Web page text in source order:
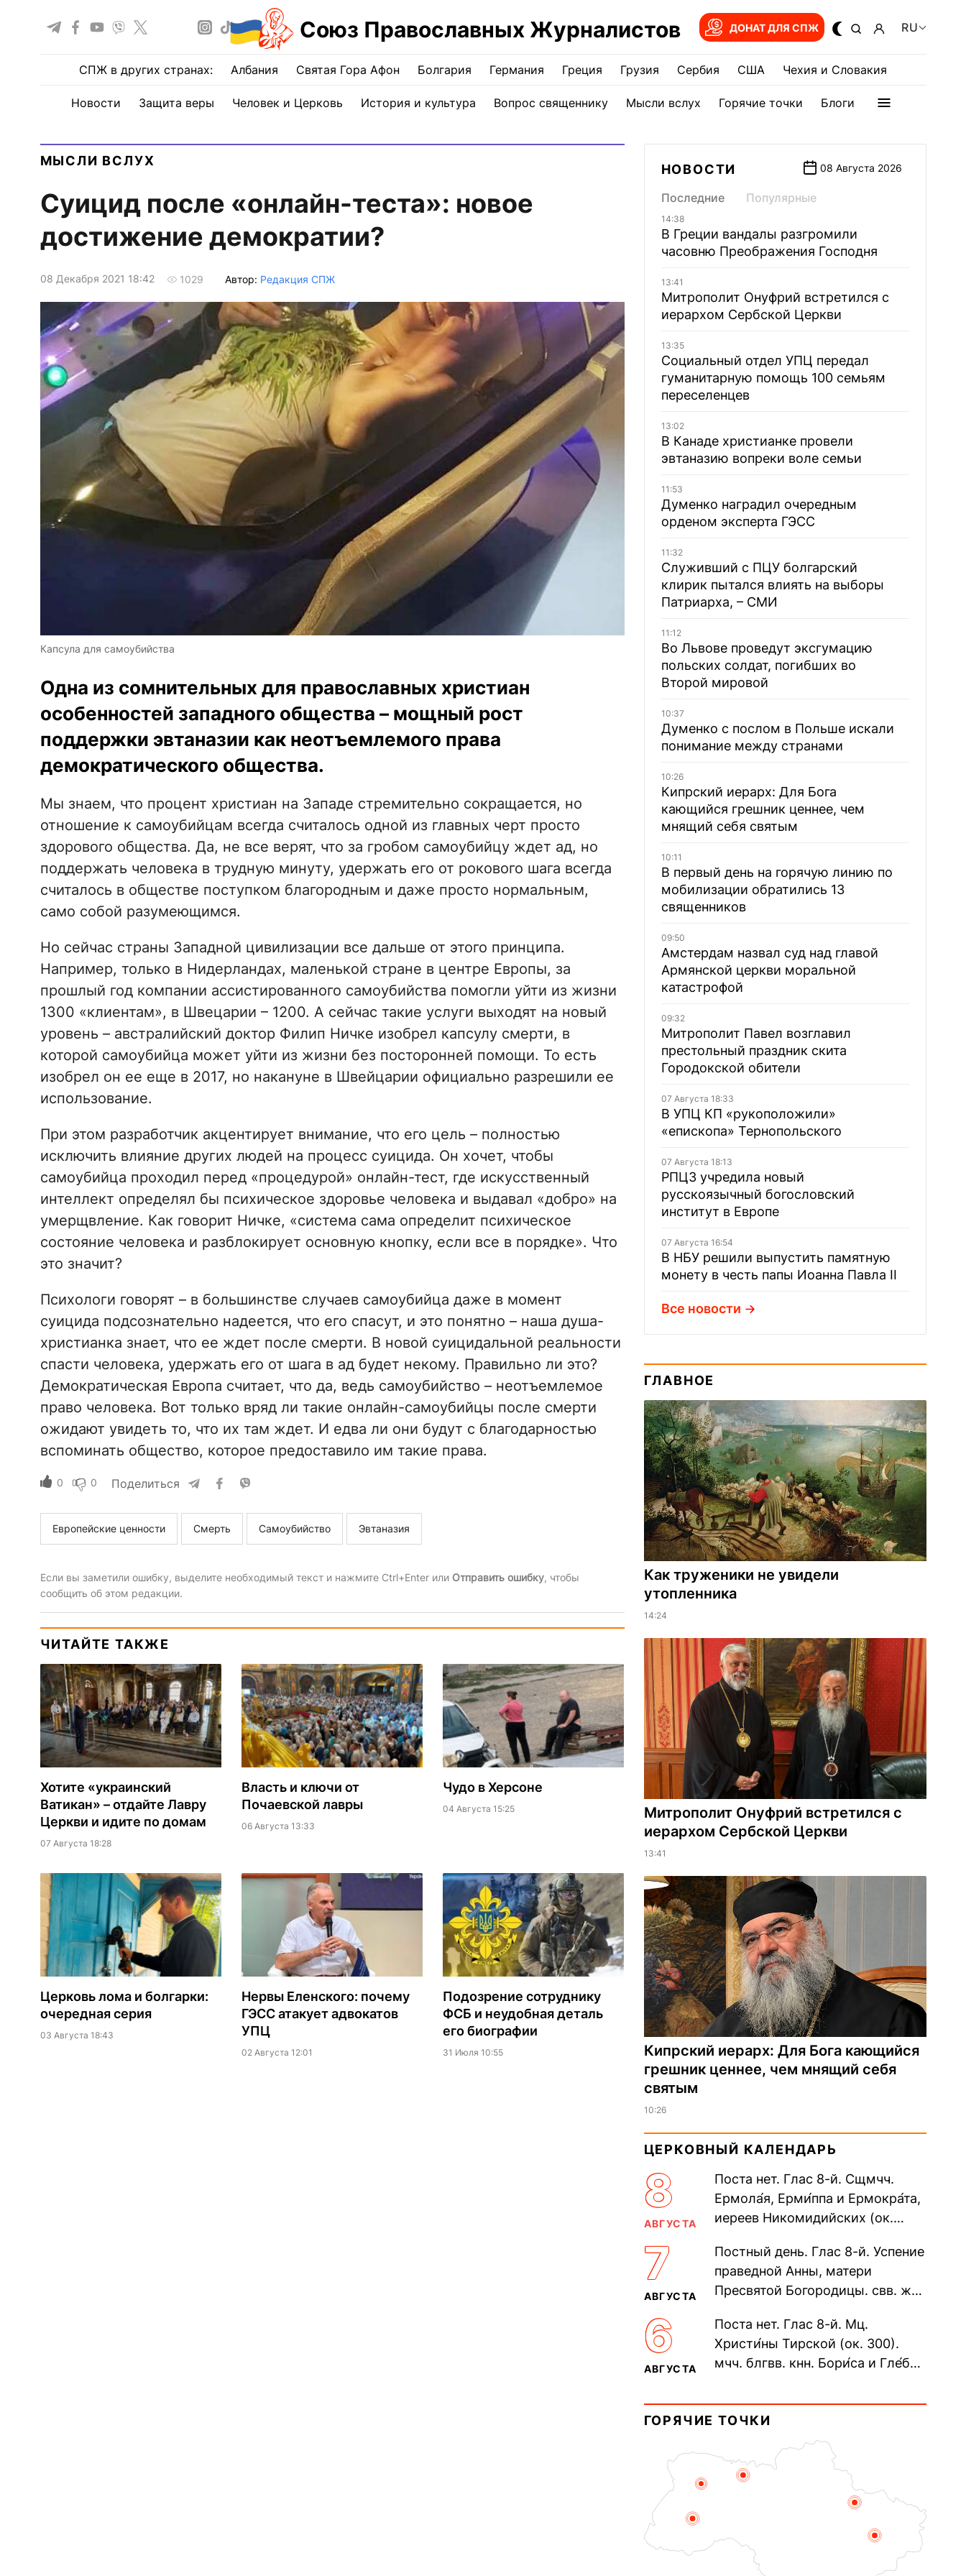
Союз Православных Журналистов ДОНАТ ДЛЯ СПЖ RU
СПЖ в других странах: Албания Святая Гора Афон Болгария Германия Греция Грузия Сербия США Чехия и Словакия
Новости Защита веры Человек и Церковь История и культура Вопрос священнику Мысли вслух Горячие точки Блоги
МЫСЛИ ВСЛУХ
Суицид после «онлайн-теста»: новое
достижение демократии?
08 Декабря 2021 18:42 1029 Автор: Редакция СПЖ
Капсула для самоубийства
Одна из сомнительных для православных христиан
особенностей западного общества – мощный рост
поддержки эвтаназии как неотъемлемого права
демократического общества.
Мы знаем, что процент христиан на Западе стремительно сокращается, но
отношение к самоубийцам всегда считалось одной из главных черт просто
здорового общества. Да, не все верят, что за гробом самоубийцу ждет ад, но
поддержать человека в трудную минуту, удержать его от рокового шага всегда
считалось в обществе поступком благородным и даже просто нормальным,
само собой разумеющимся.
Но сейчас страны Западной цивилизации все дальше от этого принципа.
Например, только в Нидерландах, маленькой стране в центре Европы, за
прошлый год компании ассистированного самоубийства помогли уйти из жизни
1300 «клиентам», в Швецарии – 1200. А сейчас такие услуги выходят на новый
уровень – австралийский доктор Филип Ничке изобрел капсулу смерти, в
которой самоубийца может уйти из жизни без посторонней помощи. То есть
изобрел он ее еще в 2017, но накануне в Швейцарии официально разрешили ее
использование.
При этом разработчик акцентирует внимание, что его цель – полностью
исключить влияние других людей на процесс суицида. Он хочет, чтобы
самоубийца проходил перед «процедурой» онлайн-тест, где искусственный
интеллект определял бы психическое здоровье человека и выдавал «добро» на
умерщвление. Как говорит Ничке, «система сама определит психическое
состояние человека и разблокирует основную кнопку, если все в порядке». Что
это значит?
Психологи говорят – в большинстве случаев самоубийца даже в момент
суицида подсознательно надеется, что его спасут, и это понятно – наша душа-
христианка знает, что ее ждет после смерти. В новой суицидальной реальности
спасти человека, удержать его от шага в ад будет некому. Правильно ли это?
Демократическая Европа считает, что да, ведь самоубийство – неотъемлемое
право человека. Вот только вряд ли такие онлайн-самоубийцы после смерти
ожидают увидеть то, что их там ждет. И едва ли они будут с благодарностью
вспоминать общество, которое предоставило им такие права.
0 0 Поделиться
Европейские ценности Смерть Самоубийство Эвтаназия
Если вы заметили ошибку, выделите необходимый текст и нажмите Ctrl+Enter или Отправить ошибку, чтобы
сообщить об этом редакции.
ЧИТАЙТЕ ТАКЖЕ
Хотите «украинский
Ватикан» – отдайте Лавру
Церкви и идите по домам
07 Августа 18:28
Власть и ключи от
Почаевской лавры
06 Августа 13:33
Чудо в Херсоне
04 Августа 15:25
Церковь лома и болгарки:
очередная серия
03 Августа 18:43
Нервы Еленского: почему
ГЭСС атакует адвокатов
УПЦ
02 Августа 12:01
Подозрение сотруднику
ФСБ и неудобная деталь
его биографии
31 Июля 10:55
НОВОСТИ 08 Августа 2026
Последние Популярные
14:38
В Греции вандалы разгромили
часовню Преображения Господня
13:41
Митрополит Онуфрий встретился с
иерархом Сербской Церкви
13:35
Социальный отдел УПЦ передал
гуманитарную помощь 100 семьям
переселенцев
13:02
В Канаде христианке провели
эвтаназию вопреки воле семьи
11:53
Думенко наградил очередным
орденом эксперта ГЭСС
11:32
Служивший с ПЦУ болгарский
клирик пытался влиять на выборы
Патриарха, – СМИ
11:12
Во Львове проведут эксгумацию
польских солдат, погибших во
Второй мировой
10:37
Думенко с послом в Польше искали
понимание между странами
10:26
Кипрский иерарх: Для Бога
кающийся грешник ценнее, чем
мнящий себя святым
10:11
В первый день на горячую линию по
мобилизации обратились 13
священников
09:50
Амстердам назвал суд над главой
Армянской церкви моральной
катастрофой
09:32
Митрополит Павел возглавил
престольный праздник скита
Городокской обители
07 Августа 18:33
В УПЦ КП «рукоположили»
«епископа» Тернопольского
07 Августа 18:13
РПЦЗ учредила новый
русскоязычный богословский
институт в Европе
07 Августа 16:54
В НБУ решили выпустить памятную
монету в честь папы Иоанна Павла II
Все новости
ГЛАВНОЕ
Как труженики не увидели
утопленника
14:24
Митрополит Онуфрий встретился с
иерархом Сербской Церкви
13:41
Кипрский иерарх: Для Бога кающийся
грешник ценнее, чем мнящий себя
святым
10:26
ЦЕРКОВНЫЙ КАЛЕНДАРЬ
8
АВГУСТА
Поста нет. Глас 8-й. Сщмчч.
Ермола́я, Ерми́ппа и Ермокра́та,
иереев Никомидийских (ок.
Печерского, в Ближних
пещерах...
7
АВГУСТА
Постный день. Глас 8-й. Успение
праведной Анны, матери
Пресвятой Богородицы. свв. жен
прп. Евпракси́и девы,...
6
АВГУСТА
Поста нет. Глас 8-й. Мц.
Христи́ны Тирской (ок. 300).
мчч. блгвв. кнн. Бори́са и Гле́ба,
Дави́да (1015). Прп....
ГОРЯЧИЕ ТОЧКИ